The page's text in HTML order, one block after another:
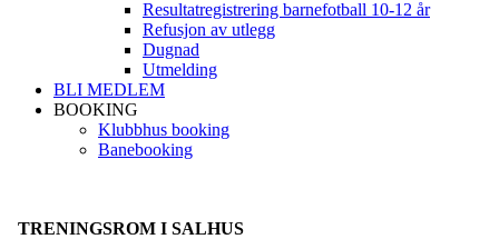
Resultatregistrering barnefotball 10-12 år
Refusjon av utlegg
Dugnad
Utmelding
BLI MEDLEM
BOOKING
Klubbhus booking
Banebooking
TRENINGSROM I SALHUS